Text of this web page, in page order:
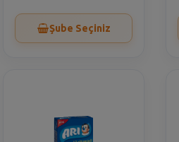
Şube Seçiniz